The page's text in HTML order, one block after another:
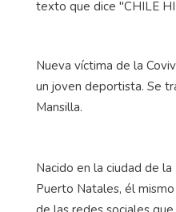
Nueva víctima de la
un joven deportista. Se
Mansilla.
Nacido en la ciudad de
Puerto Natales, él